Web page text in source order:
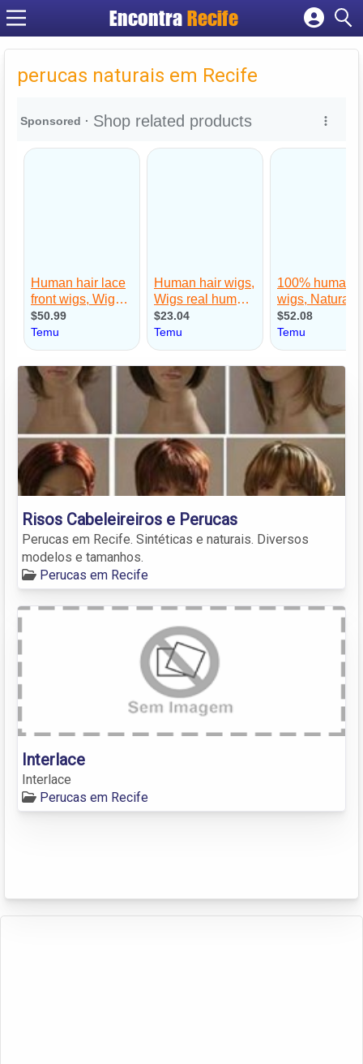
Encontra Recife
Cadastrar empresa
Criar conta
perucas naturais em Recife
Risos Cabeleireiros e Perucas
Perucas em Recife. Sintéticas e naturais. Diversos
modelos e tamanhos.
Perucas em Recife
Interlace
Interlace
Perucas em Recife